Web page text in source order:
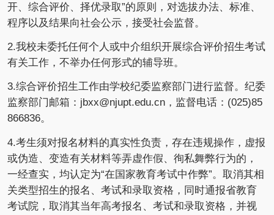
开、综合评价、择优录取”的原则，对选拔办法、标准、
程序以及结果向社会公示，接受社会监督。
2.我校未委托任何个人或中介组织开展综合评价招生考试
有关工作，不举办任何形式的辅导班。
3.综合评价招生工作由学校纪委监察部门进行监督。纪委
监察部门邮箱：jbxx@njupt.edu.cn，监督电话：(025)85
866836。
4.考生须对报名材料的真实性负责，存在违规操作，虚报
或伪造、变造有关材料等弄虚作假、徇私舞弊行为的，
一经查实，均认定为“在国家教育考试中作弊”。取消其相
关类型招生的报名、考试和录取资格，同时通报省教育
考试院，取消其当年高考报名、考试和录取资格，并视